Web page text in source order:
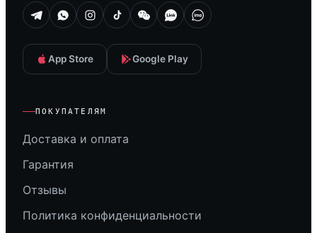
App Store Google Play
ПОКУПАТЕЛЯМ
Доставка и оплата
Гарантия
Отзывы
Политика конфиденциальности